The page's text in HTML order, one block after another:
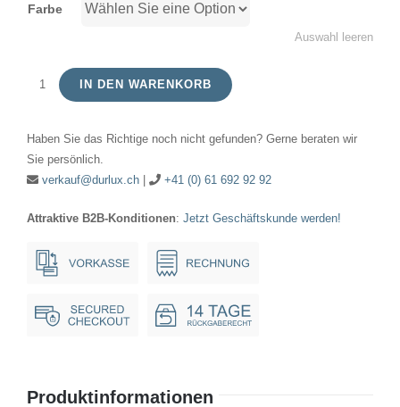
Farbe
Auswahl leeren
Signallampe
12V
10W
Ba15d
IN DEN WARENKORB
Haben Sie das Richtige noch nicht gefunden? Gerne beraten wir
Sie persönlich.
verkauf@durlux.ch| +41 (0) 61 692 92 92
Attraktive B2B-Konditionen: Jetzt Geschäftskunde werden!
Produktinformationen